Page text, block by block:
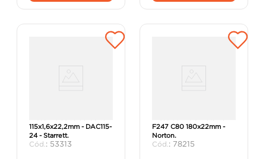
115x1,6x22,2mm - DAC115-
24 - Starrett.
: 53313
F247 C80 180x22mm -
Norton.
: 78215